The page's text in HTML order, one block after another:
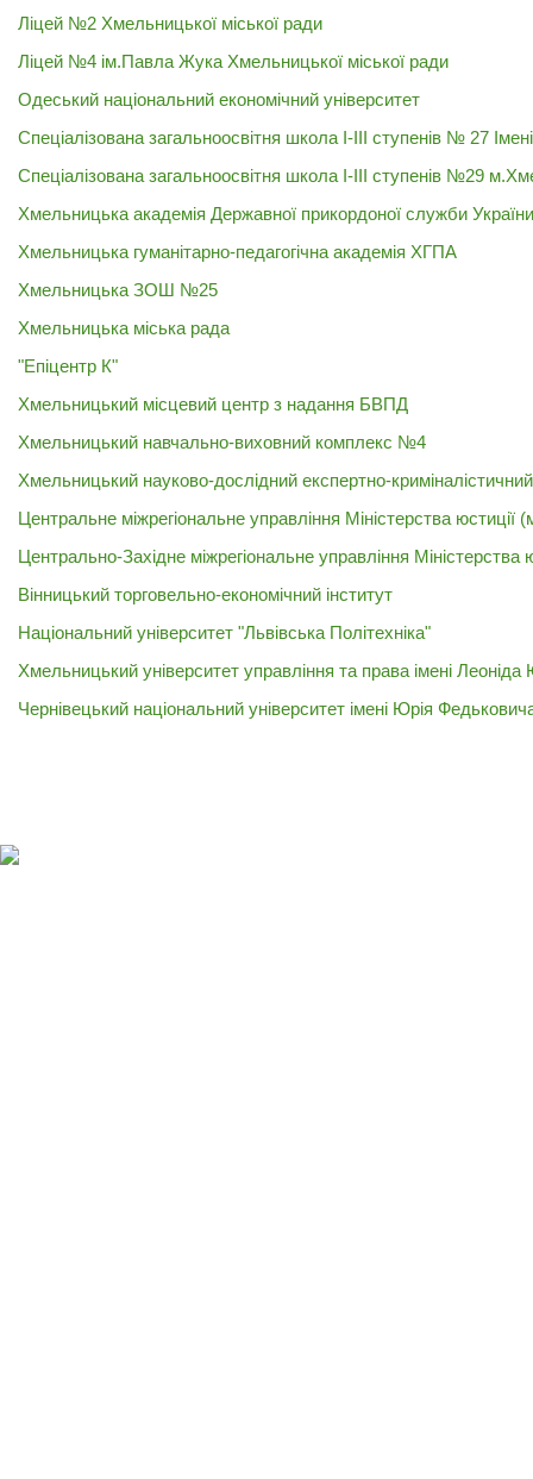
Ліцей №2 Хмельницької міської ради
Ліцей №4 ім.Павла Жука Хмельницької міської ради
Одеський національний економічний університет
Спеціалізована загальноосвітня школа І-ІІІ ступенів № 27
Спеціалізована загальноосвітня школа І-ІІІ ступенів №29
Хмельницька академія Державної прикордоної служби
Хмельницька гуманітарно-педагогічна академія ХГПА
Хмельницька ЗОШ №25
Хмельницька міська рада
"Епіцентр К"
Хмельницький місцевий центр з надання БВПД
Хмельницький навчально-виховний комплекс №4
Хмельницький науково-дослідний експертно-
Центральне міжрегіональне управління Міністерства юстиції
Центрально-Західне міжрегіональне управління
Вінницький торговельно-економічний інститут
Національний університет "Львівська Політехніка"
Хмельницький університет управління та права імені
Чернівецький національний університет імені Юрія